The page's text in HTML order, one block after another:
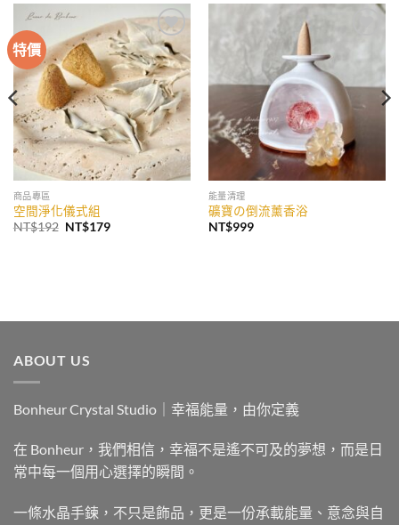
特價
加入
收藏
商品專區
空間淨化儀式組
NT$192 原
NT$179目
收藏
能量清理
礦寶の倒流薰香浴
NT$999
ABOUT US
Bonheur Crystal Studio｜幸福能量，由你定義
在 Bonheur，我們相信，幸福不是遙不可及的夢想，而是日
常中每一個用心選擇的瞬間。
一條水晶手鍊，不只是飾品，更是一份承載能量、意念與自